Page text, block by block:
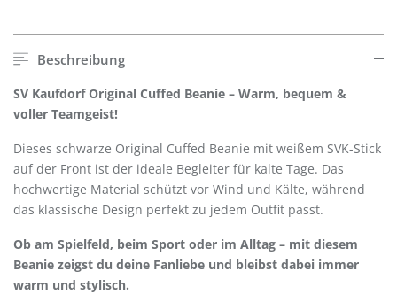
Beschreibung
SV Kaufdorf Original Cuffed Beanie – Warm, bequem &
voller Teamgeist!
Dieses schwarze Original Cuffed Beanie mit weißem SVK-Stick
auf der Front ist der ideale Begleiter für kalte Tage. Das
hochwertige Material schützt vor Wind und Kälte, während
das klassische Design perfekt zu jedem Outfit passt.
Ob am Spielfeld, beim Sport oder im Alltag – mit diesem
Beanie zeigst du deine Fanliebe und bleibst dabei immer
warm und stylisch.